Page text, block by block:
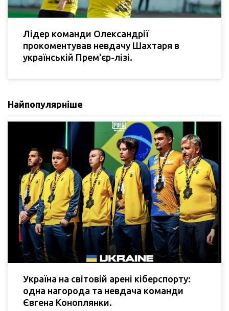
Лідер команди Олександрії
прокоментував невдачу Шахтаря в
українській Прем'єр-лізі.
Найпопулярніше
Україна на світовій арені кіберспорту:
одна нагорода та невдача команди
Євгена Коноплянки.